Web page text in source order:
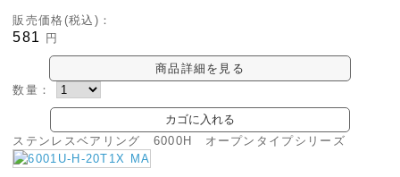
販売価格(税込)：
581 円
商品詳細を見る
数量：
ステンレスベアリング 6000H オープンタイプシリーズ